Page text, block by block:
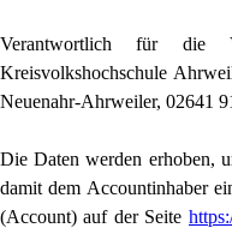
Verantwortlich für die
Kreisvolkshochschule
Neuenahr-Ahrweiler, 02641
Die Daten werden erhoben,
damit dem Accountinhaber
(Account) auf der Seite